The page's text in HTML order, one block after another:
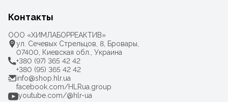
Контакты
ООО «ХИМЛАБОРРЕАКТИВ»
ул. Сечевых Стрельцов, 8, Бровары,
07400, Киевская обл., Украина
+380 (97) 365 42 42
+380 (95) 365 42 42
info@shop.hlr.ua
facebook.com/HLRua.group
youtube.com/@hlr-ua